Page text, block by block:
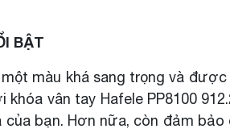
BẬT
một màu khá sang trọng và
khóa vân tay Hafele PP8100
của bạn. Hơn nữa, còn đảm